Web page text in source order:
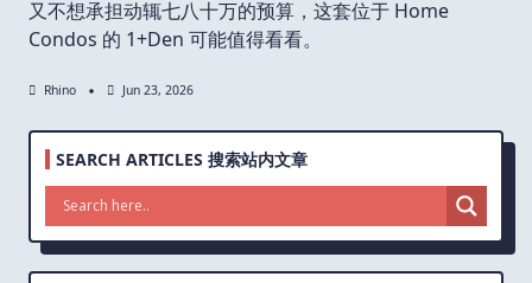
又不想承担动辄七八十万的预算，这套位于 Home
Condos 的 1+Den 可能值得看看。
Rhino Jun 23, 2026
SEARCH ARTICLES 搜索站内文章